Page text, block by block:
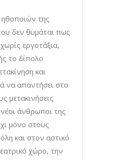
της
δεν θυμάται πως
εργοτάξια,
το δίπολο
και
να απαντήσει στο
μετακινήσεις
άνθρωποι της
μόνο στους
και στον αστικό
χώρο, την